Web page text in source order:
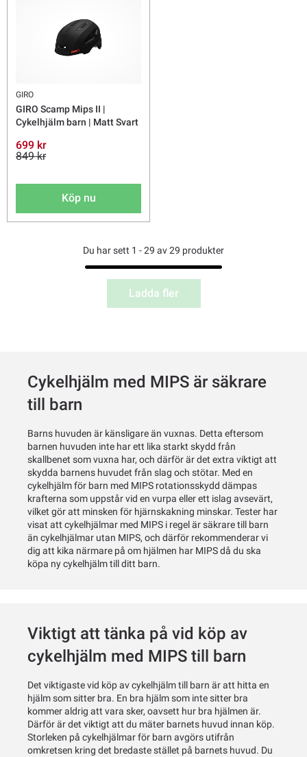
GIRO
GIRO Scamp Mips II |
Cykelhjälm barn | Matt Svart
699 kr
849 kr
Köp nu
Du har sett 1 - 29 av 29 produkter
Ladda fler
Cykelhjälm med MIPS är säkrare
till barn
Barns huvuden är känsligare än vuxnas. Detta eftersom
barnen huvuden inte har ett lika starkt skydd från
skallbenet som vuxna har, och därför är det extra viktigt att
skydda barnens huvudet från slag och stötar. Med en
cykelhjälm för barn med MIPS rotationsskydd dämpas
krafterna som uppstår vid en vurpa eller ett islag avsevärt,
vilket gör att minsken för hjärnskakning minskar. Tester har
visat att cykelhjälmar med MIPS i regel är säkrare till barn
än cykelhjälmar utan MIPS, och därför rekommenderar vi
dig att kika närmare på om hjälmen har MIPS då du ska
köpa ny cykelhjälm till ditt barn.
Viktigt att tänka på vid köp av
cykelhjälm med MIPS till barn
Det viktigaste vid köp av cykelhjälm till barn är att hitta en
hjälm som sitter bra. En bra hjälm som inte sitter bra
kommer aldrig att vara sker, oavsett hur bra hjälmen är.
Därför är det viktigt att du mäter barnets huvud innan köp.
Storleken på cykelhjälmar för barn avgörs utifrån
omkretsen kring det bredaste stället på barnets huvud. Du